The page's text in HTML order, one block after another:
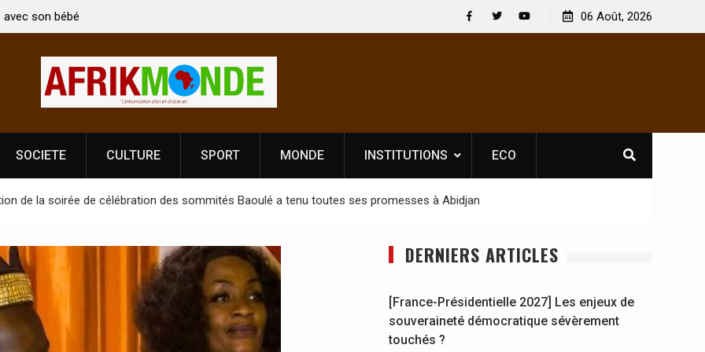
Kirti Vardhan Singh à
la Fête de
Côte d’Ivoire, l’opérateur culturel Soldat Jahboy se
prononce
[France-Présidentielle 2027] Les enjeux de
souveraineté démocratique sévèrement touchés
06 Août, 2026
SOCIETE CULTURE SPORT MONDE INSTITUTIONS ECO
de la soirée de célébration des sommités Baoulé a tenu toutes ses promesses à Abidjan
DERNIERS ARTICLES
[France-Présidentielle 2027] Les enjeux de
souveraineté démocratique sévèrement
touchés ?